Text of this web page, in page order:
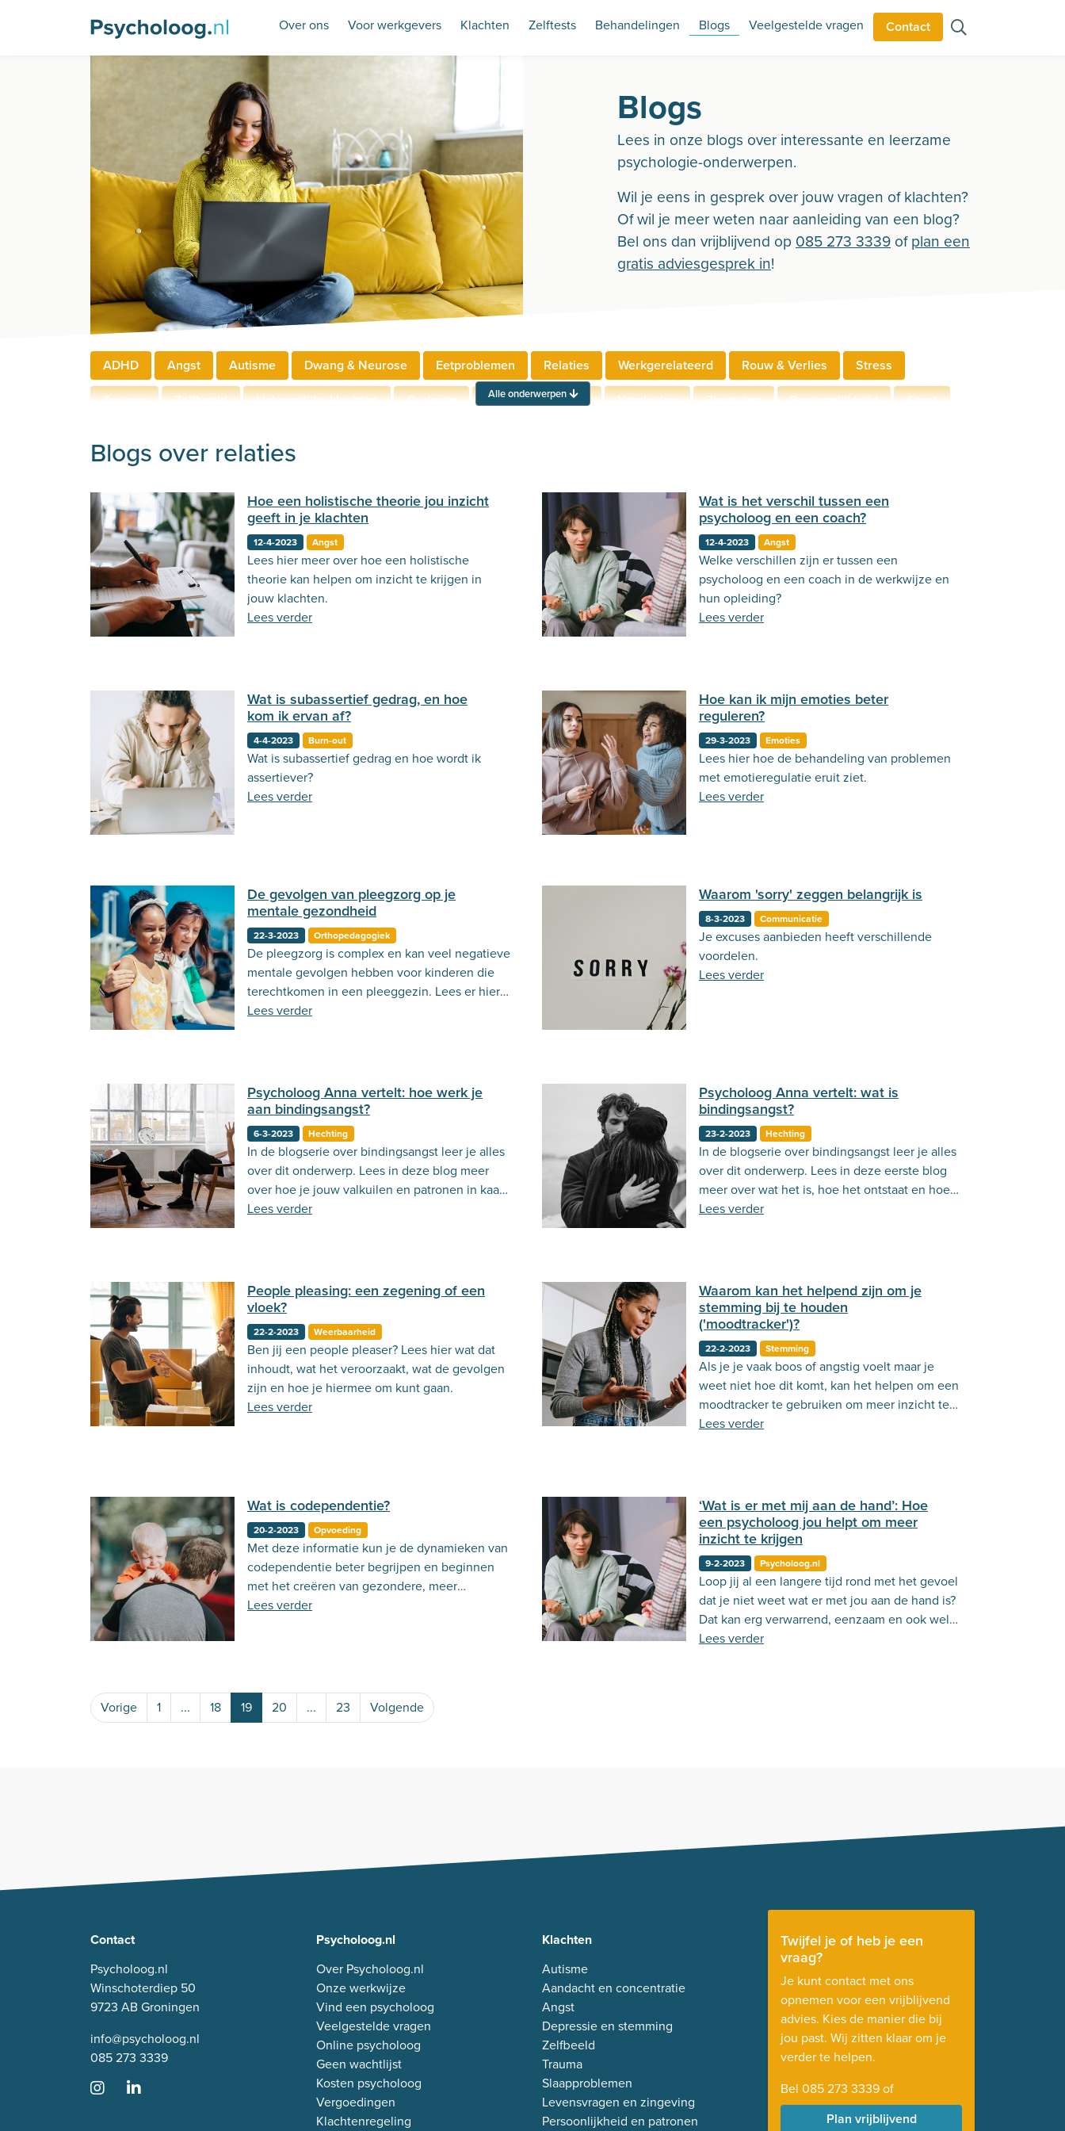
Over ons Voor werkgevers Klachten Zelftests Behandelingen Blogs Veelgestelde vragen Contact
Blogs
Lees in onze blogs over interessante en leerzame
psychologie-onderwerpen.
Wil je eens in gesprek over jouw vragen of klachten?
Of wil je meer weten naar aanleiding van een blog?
Bel ons dan vrijblijvend op 085 273 3339 ofplan een
gratis adviesgesprek in!
ADHD Angst Autisme Dwang & Neurose Eetproblemen Relaties Werkgerelateerd Rouw & Verlies
Stress
Trauma
Zelfbeeld Lichamelijke klachten Ouderen Neuropsychologie Verslaving Zingeving Persoonlijkheid
Sport
Alle onderwerpen
Blogs over relaties
Hoe een holistische theorie jou inzicht
geeft in je klachten
12-4-2023 Angst
Lees hier meer over hoe een holistische
theorie kan helpen om inzicht te krijgen in
jouw klachten.
Lees verder
Wat is het verschil tussen een
psycholoog en een coach?
12-4-2023 Angst
Welke verschillen zijn er tussen een
psycholoog en een coach in de werkwijze en
hun opleiding?
Lees verder
Wat is subassertief gedrag, en hoe
kom ik ervan af?
4-4-2023 Burn-out
Wat is subassertief gedrag en hoe wordt ik
assertiever?
Lees verder
Hoe kan ik mijn emoties beter
reguleren?
29-3-2023 Emoties
Lees hier hoe de behandeling van problemen
met emotieregulatie eruit ziet.
Lees verder
De gevolgen van pleegzorg op je
mentale gezondheid
22-3-2023 Orthopedagogiek
De pleegzorg is complex en kan veel negatieve
mentale gevolgen hebben voor kinderen die
terechtkomen in een pleeggezin. Lees er hier
meer over!
Lees verder
Waarom 'sorry' zeggen belangrijk is
8-3-2023 Communicatie
Je excuses aanbieden heeft verschillende
voordelen.
Lees verder
Psycholoog Anna vertelt: hoe werk je
aan bindingsangst?
6-3-2023 Hechting
In de blogserie over bindingsangst leer je alles
over dit onderwerp. Lees in deze blog meer
over hoe je jouw valkuilen en patronen in kaart
brengt met een casusconceptualisatie.
Lees verder
Psycholoog Anna vertelt: wat is
bindingsangst?
23-2-2023 Hechting
In de blogserie over bindingsangst leer je alles
over dit onderwerp. Lees in deze eerste blog
meer over wat het is, hoe het ontstaat en hoe
het zich kan uiten.
Lees verder
People pleasing: een zegening of een
vloek?
22-2-2023 Weerbaarheid
Ben jij een people pleaser? Lees hier wat dat
inhoudt, wat het veroorzaakt, wat de gevolgen
zijn en hoe je hiermee om kunt gaan.
Lees verder
Waarom kan het helpend zijn om je
stemming bij te houden
('moodtracker')?
22-2-2023 Stemming
Als je je vaak boos of angstig voelt maar je
weet niet hoe dit komt, kan het helpen om een
moodtracker te gebruiken om meer inzicht te
krijgen in de situaties die jouw emoties
Lees verder
Wat is codependentie?
20-2-2023 Opvoeding
Met deze informatie kun je de dynamieken van
codependentie beter begrijpen en beginnen
met het creëren van gezondere, meer
evenwichtige relaties in je leven.
Lees verder
‘Wat is er met mij aan de hand’: Hoe
een psycholoog jou helpt om meer
inzicht te krijgen
9-2-2023 Psycholoog.nl
Loop jij al een langere tijd rond met het gevoel
dat je niet weet wat er met jou aan de hand is?
Dat kan erg verwarrend, eenzaam en ook wel
eng zijn. Lees in deze blog hoe een
Lees verder
Vorige 1 ... 18 19 20 ... 23 Volgende
Contact
Psycholoog.nl
Winschoterdiep 50
9723 AB Groningen
info@psycholoog.nl
085 273 3339
Twijfel je of heb je een
vraag?
Je kunt contact met ons
opnemen voor een vrijblijvend
advies. Kies de manier die bij
jou past. Wij zitten klaar om je
verder te helpen.
Bel 085 273 3339of
Plan vrijblijvend
Psycholoog.nl
Over Psycholoog.nl
Onze werkwijze
Vind een psycholoog
Veelgestelde vragen
Online psycholoog
Geen wachtlijst
Kosten psycholoog
Vergoedingen
Klachtenregeling
Klachten
Autisme
Aandacht en concentratie
Angst
Depressie en stemming
Zelfbeeld
Trauma
Slaapproblemen
Levensvragen en zingeving
Persoonlijkheid en patronen